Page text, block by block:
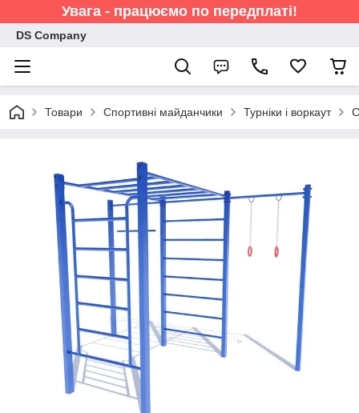
Увага - працюємо по передплаті!
DS Company
Товари Спортивні майданчики Турніки і воркаут